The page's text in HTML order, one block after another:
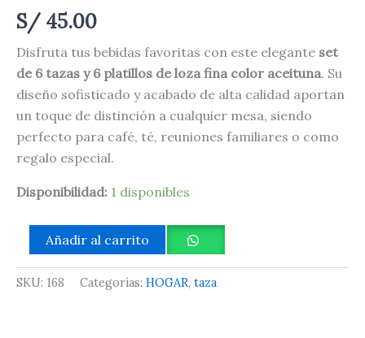
S/ 45.00
Disfruta tus bebidas favoritas con este elegante set
de 6 tazas y 6 platillos de loza fina color aceituna. Su
diseño sofisticado y acabado de alta calidad aportan
un toque de distinción a cualquier mesa, siendo
perfecto para café, té, reuniones familiares o como
regalo especial.
Disponibilidad: 1 disponibles
Añadir al carrito
SKU: 168 Categorías: HOGAR, taza